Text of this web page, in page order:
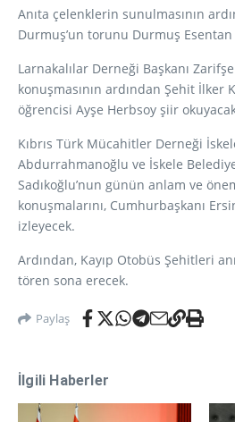
Anıta çelenklerin sunulmasının
Durmuş’un torunu Durmuş
Larnakalılar Derneği Başkanı
konuşmasının ardından Şehit İlker
öğrencisi Ayşe Herbsoy şiir
Kıbrıs Türk Mücahitler Derneği
Abdurrahmanoğlu ve İskele
Sadıkoğlu’nun günün anlam ve
konuşmalarını, Cumhurbaşkanı
izleyecek.
Ardından, Kayıp Otobüs Şehitleri
tören sona erecek.
Paylaş
İlgili Haberler